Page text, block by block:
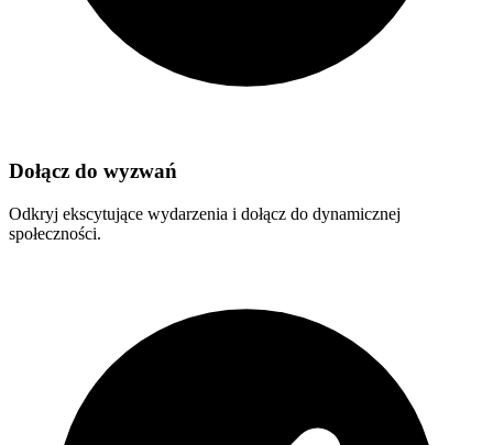
Dołącz do wyzwań
Odkryj ekscytujące wydarzenia i dołącz do dynamicznej
społeczności.